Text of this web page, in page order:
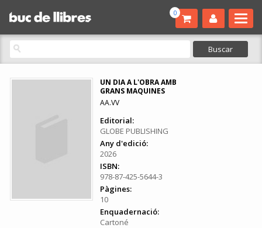
0
UN DIA A L'OBRA AMB
GRANS MAQUINES
AA.VV
Editorial:
GLOBE PUBLISHING
Any d'edició:
2026
ISBN:
978-87-425-5644-3
Pàgines:
10
Enquadernació:
Cartoné